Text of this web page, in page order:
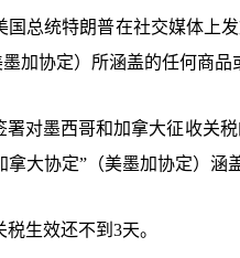
国总统特朗普在社交媒体上
加协定）所涵盖的任何商
署对墨西哥和加拿大征收关
拿大协定”（美墨加协定）涵
生效还不到3天。